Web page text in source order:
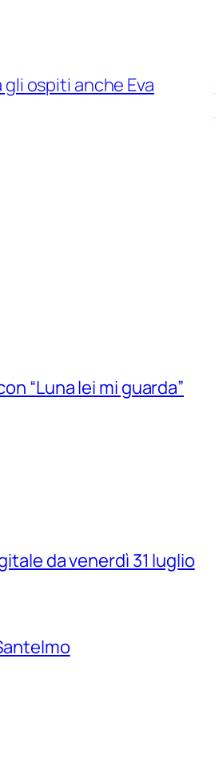
ospiti anche Eva
“Luna lei mi guarda”
da venerdì 31 luglio